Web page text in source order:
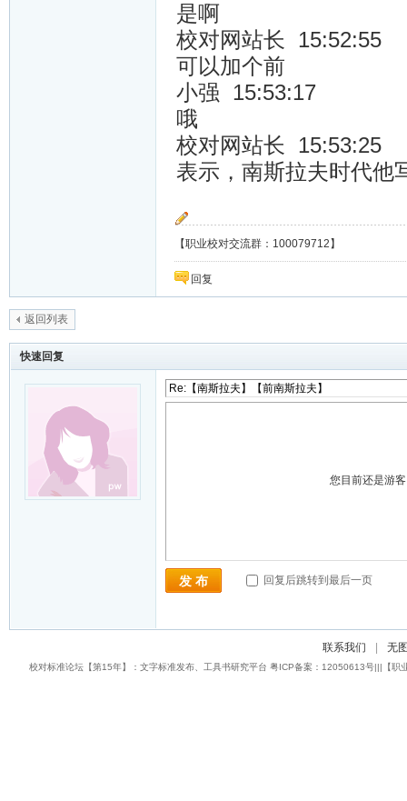
是啊
校对网站长 15:52:55
可以加个前
小强 15:53:17
哦
校对网站长 15:53:25
表示，南斯拉夫时代他
【职业校对交流群：100079712】
回复
返回列表
快速回复
您目前还是游
发 布 回复后跳转到最后一页
联系我们 无
校对标准论坛【第15年】：文字标准发布、工具书研究平台 粤ICP备案：12050613号|||【